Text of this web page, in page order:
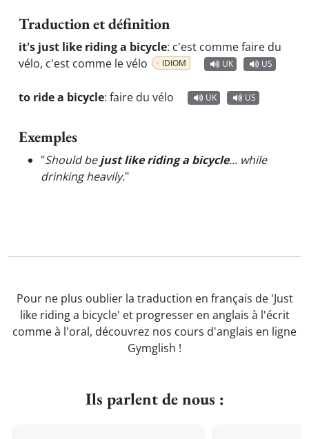
Traduction et définition
it's just like riding a bicycle: c'est comme faire du
vélo, c'est comme le vélo
IDIOM UK US
to ride a bicycle: faire du vélo UK US
Exemples
"Should bejust like riding a bicycle... while
drinking heavily."
Pour ne plus oublier la traduction en français de 'Just
like riding a bicycle' et progresser en anglais à l'écrit
comme à l'oral, découvrez nos cours d'anglais en ligne
Gymglish !
Ils parlent de nous :